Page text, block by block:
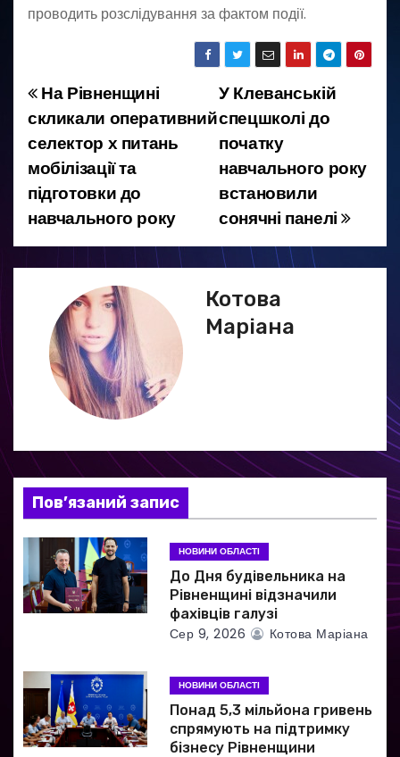
проводить розслідування за фактом події.
Н
а
в
і
г
а
п
и
с
і
в
У Клеванській
спецшколі до
початку
навчального року
встановили
сонячні панелі
На Рівненщині
скликали оперативний
селектор х питань
мобілізації та
підготовки до
навчального року
Котова
Маріана
Пов’язаний запис
НОВИНИ ОБЛАСТІ
До Дня будівельника на
Рівненщині відзначили
фахівців галузі
Сер 9, 2026 Котова Маріана
НОВИНИ ОБЛАСТІ
Понад 5,3 мільйона гривень
спрямують на підтримку
бізнесу Рівненщини